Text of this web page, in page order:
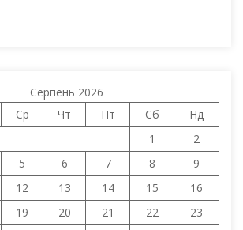
Серпень 2026
Ср Чт Пт Сб
Нд
1
2
5 6 7 8
9
12 13 14 15
16
19 20 21 22
23